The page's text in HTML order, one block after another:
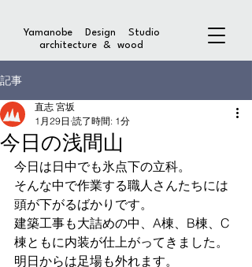
Yamanobe Design Studio
architecture & wood
記事
今日の浅間山
直志 宮坂
1月29日 読了時間: 1分
今日は日中でも氷点下の立科。
そんな中で作業する職人さんたちには
頭が下がるばかりです。
建築工事も大詰めの中、A棟、B棟、C
棟ともに内装が仕上がってきました。
明日からは足場も外れます。